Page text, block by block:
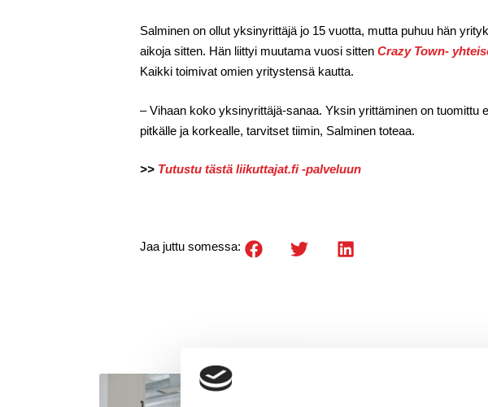
Salminen on ollut yksinyrittäjä jo 15 vuotta, mutta puhuu hän
aikoja sitten. Hän liittyi muutama vuosi sitten Crazy Town-
Kaikki toimivat omien yritystensä kautta.
– Vihaan koko yksinyrittäjä-sanaa. Yksin yrittäminen on tuomittu
pitkälle ja korkealle, tarvitset tiimin, Salminen toteaa.
>> Tutustu tästä liikuttajat.fi -palveluun
Jaa juttu somessa: